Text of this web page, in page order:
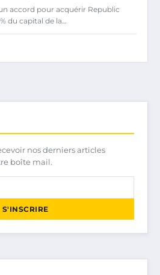
accord pour acquérir Republic
du capital de la…
nos derniers articles
boîte mail.
S'INSCRIRE